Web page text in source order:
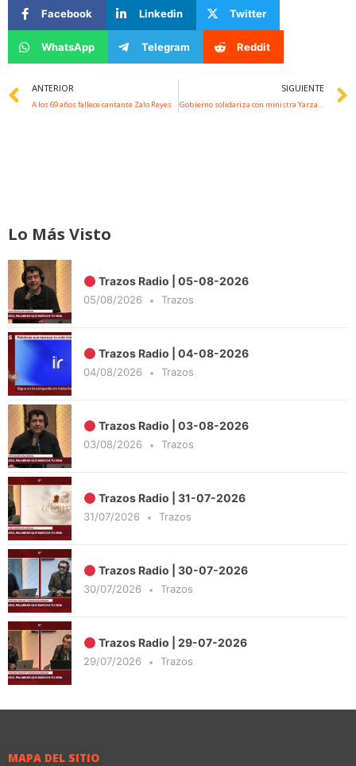
Facebook Linkedin Twitter
WhatsApp Telegram Reddit
Prev
ANTERIOR
A los 69 años fallece cantante Zalo Reyes
SIGUIENTE
Gobierno solidariza con ministra Yarza tras «funa» de grupo antivacunas en su casa￼
Lo Más Visto
Trazos Radio | 05-08-2026
05/08/2026 Trazos
Trazos Radio | 04-08-2026
04/08/2026 Trazos
Trazos Radio | 03-08-2026
03/08/2026 Trazos
Trazos Radio | 31-07-2026
31/07/2026 Trazos
Trazos Radio | 30-07-2026
30/07/2026 Trazos
Trazos Radio | 29-07-2026
29/07/2026 Trazos
MAPA DEL SITIO